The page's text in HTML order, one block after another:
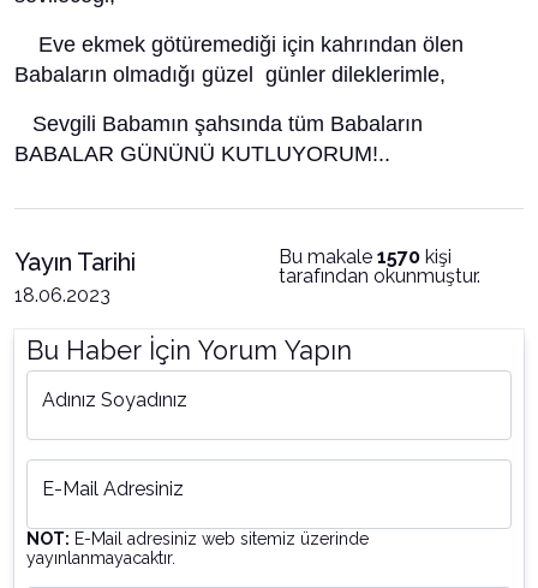
Eve ekmek götüremediği için kahrından ölen
Babaların olmadığı güzel günler dileklerimle,
Sevgili Babamın şahsında tüm Babaların
BABALAR GÜNÜNÜ KUTLUYORUM!..
Yayın Tarihi
18.06.2023
Bu makale 1570 kişi
tarafından okunmuştur.
Bu Haber İçin Yorum Yapın
Adınız Soyadınız
E-Mail Adresiniz
NOT: E-Mail adresiniz web sitemiz üzerinde
yayınlanmayacaktır.